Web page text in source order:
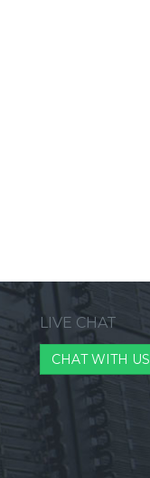
LIVE CHAT
CHAT WITH US